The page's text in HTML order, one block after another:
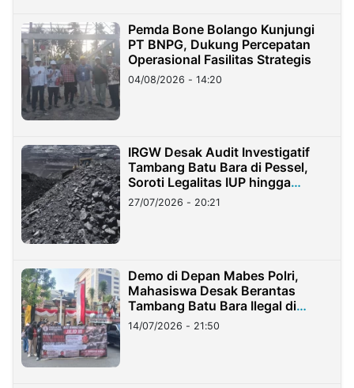
Pemda Bone Bolango Kunjungi
PT BNPG, Dukung Percepatan
Operasional Fasilitas Strategis
04/08/2026 - 14:20
IRGW Desak Audit Investigatif
Tambang Batu Bara di Pessel,
Soroti Legalitas IUP hingga
Stockpile
27/07/2026 - 20:21
Demo di Depan Mabes Polri,
Mahasiswa Desak Berantas
Tambang Batu Bara Ilegal di
Lampung
14/07/2026 - 21:50